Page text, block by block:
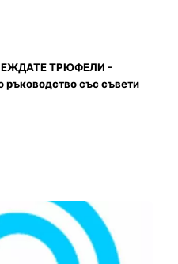
ТРЮФЕЛИ -
ръководство със съвети